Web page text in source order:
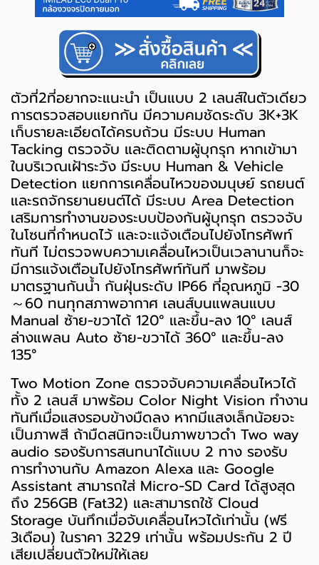
ตัวที่2ที่อยากจะแนะนำ เป็นแบบ 2 เลนส์ในตัวเดียว
การตรวจสอบแยกกัน มีความคมชัดระดับ 3K+3K
เก็บรายละเอียดได้ครบถ้วน มีระบบ Human
Tacking ตรวจจับ และติดตามผู้บุกรุก หากเข้ามา
ในบริเวณเฝ้าระวัง มีระบบ Human & Vehicle
Detection แยกการเคลื่อนไหวของมนุษย์ รถยนต์
และรถจักรยานยนต์ได้ มีระบบ Area Detection
เสริมการทำงานของระบบป้องกันผู้บุกรุก ตรวจจับ
ในโซนที่กำหนดไว้ และจะแจ้งเตือนไปยังโทรศัพท์
ทันที ไม่ตรวจพบความเคลื่อนไหวเป็นเวลานานก็จะ
มีการแจ้งเตือนไปยังโทรศัพท์ทันที มาพร้อม
มาตรฐานกันน้ำ กันฝุ่นระดับ IP66 ที่อุณหภูมิ -30
～60 ทนทุกสภาพอากาศ เลนส์บนแพลนแบบ
Manual ซ้าย-ขวาได้ 120° และขึ้น-ลง 10° เลนส์
ล่างแพลน Auto ซ้าย-ขวาได้ 360° และขึ้น-ลง
135°
Two Motion Zone ตรวจจับความเคลื่อนไหวได้
ทั้ง 2 เลนส์ มาพร้อม Color Night Vision ทำงาน
ทันทีเมื่อแสงรอบข้างมืดลง หากมีแสงเล็กน้อยจะ
เป็นภาพสี ถ้ามืดสนิทจะเป็นภาพขาวดำ Two way
audio รองรับการสนทนาได้แบบ 2 ทาง รองรับ
การทำงานกับ Amazon Alexa และ Google
Assistant สามารถใส่ Micro-SD Card ได้สูงสุด
ถึง 256GB (Fat32) และสามารถใช้ Cloud
Storage บันทึกเมื่อจับเคลื่อนไหวได้เท่านั้น (ฟรี
3เดือน) ในราคา 3229 เท่านั้น พร้อมประกัน 2 ปี
เสียเปลี่ยนตัวใหม่ให้เลย